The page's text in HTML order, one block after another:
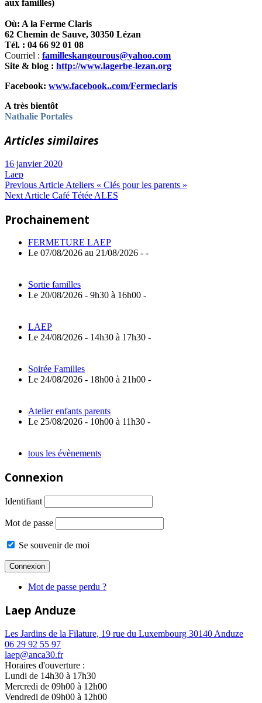
aux familles)
Où: A la Ferme Claris
62 Chemin de Sauve, 30350 Lézan
Tél. : 04 66 92 01 08
Courriel : familleskangourous@yahoo.com
Site & blog : http://www.lagerbe-lezan.org
Facebook: www.facebook..com/Fermeclaris
A très bientôt
Nathalie Portalès
Articles similaires
16 janvier 2020
Laep
Navigation
l’article
Previous ArticlePrevious
Post:
Ateliers « Clés pour les parents »
Next ArticleNext
Café Tétée ALES
Prochainement
FERMETURE LAEP
Le 07/08/2026 au 21/08/2026 - -
Sortie familles
Le 20/08/2026 - 9h30 à 16h00 -
LAEP
Le 24/08/2026 - 14h30 à 17h30 -
Soirée Familles
Le 24/08/2026 - 18h00 à 21h00 -
Atelier enfants parents
Le 25/08/2026 - 10h00 à 11h30 -
tous les évènements
Connexion
Identifiant
Mot de passe
Se souvenir de moi
Mot de passe perdu ?
Laep Anduze
Les Jardins de la Filature, 19 rue du Luxembourg 30140 Anduze
06 29 92 55 97
laep@anca30.fr
Horaires d'ouverture :
Lundi de 14h30 à 17h30
Mercredi de 09h00 à 12h00
Vendredi de 09h00 à 12h00